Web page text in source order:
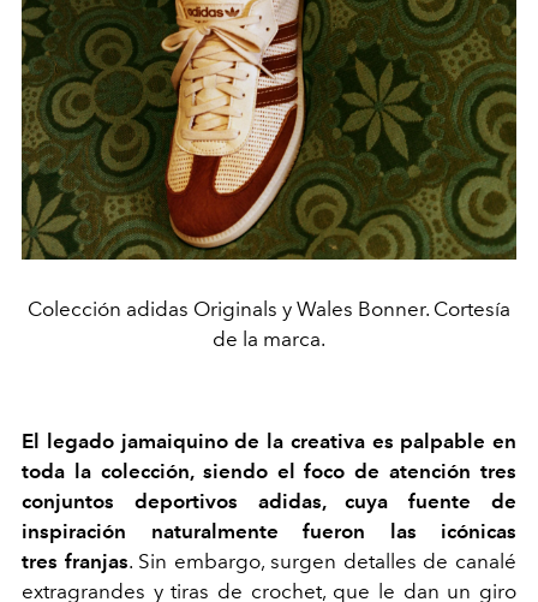
Colección adidas Originals y Wales Bonner. Cortesía
de la marca.
El legado jamaiquino de la creativa es palpable en
toda la colección, siendo el foco de atención tres
conjuntos deportivos adidas,cuya fuente de
inspiración naturalmente fueron las icónicas
tres franjas. Sin embargo, surgen detalles de canalé
extragrandes y tiras de crochet, que le dan un giro